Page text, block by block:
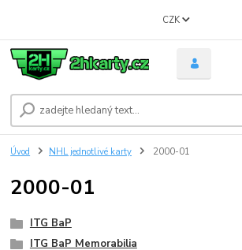
CZK
Úvod NHL jednotlivé karty 2000-01
2000-01
ITG BaP
ITG BaP Memorabilia